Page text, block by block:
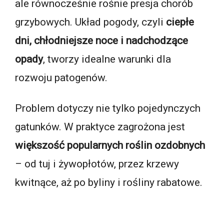
ale równocześnie rośnie presja chorób
grzybowych. Układ pogody, czyli ciepłe
dni, chłodniejsze noce i nadchodzące
opady, tworzy idealne warunki dla
rozwoju patogenów.
Problem dotyczy nie tylko pojedynczych
gatunków. W praktyce zagrożona jest
większość popularnych roślin ozdobnych
– od tuj i żywopłotów, przez krzewy
kwitnące, aż po byliny i rośliny rabatowe.